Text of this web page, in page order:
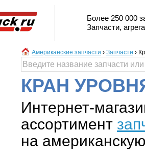
Более 250 000
Запчасти,
Американские запчасти › Запчасти ›
КРАН
Интернет-
ассортимент
на